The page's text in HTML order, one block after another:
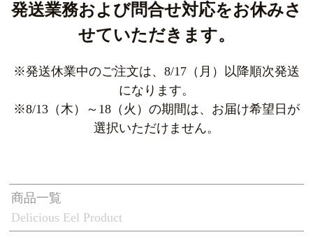
発送業務および問合せ対応をお休みさ
せていただきます。
※発送休業中のご注文は、 8/17（月）以降順次発送
になります。
※8/13（木）～18（火）の期間は、 お届け希望日が
選択いただけません。
Delicious Eel Product
商品一覧